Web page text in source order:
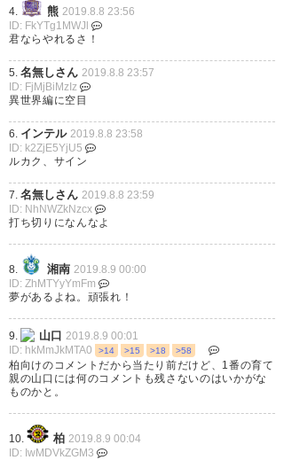
ってください！
8
結局小池くんはそのままサヨナ
ラなんだね💧 ベルギーでがんば
れー。
— maiko (txmirai16)
8
ロケレンで活躍して代表で見れ
龍太✊‼️ #小池龍太 #RyutaKoike
4. 熊 2019.8.8 23:56
ID: FkYTg1MWJl
君ならやれるさ！
5. 名無しさん 2019.8.8 23:57
ID: FjMjBiMzIz
異世界編に空目
6. インテル 2019.8.8 23:58
ID: k2ZjE5YjU5
ルカク、サイン
7. 名無しさん 2019.8.8 23:59
ID: NhNWZkNzcx
打ち切りになんなよ
8. 湘南 2019.8.9 00:00
ID: ZhMTYyYmFm
夢があるよね。頑張れ！
9. 山口 2019.8.9 00:01
ID: hkMmJkMTA0
>14 >15 >18 >58
柏向けのコメントだから当たり前だけど、1番の育て
親の山口には何のコメントも残さないのはいかがな
ものかと。
10. 柏 2019.8.9 00:04
ID: IwMDVkZGM3